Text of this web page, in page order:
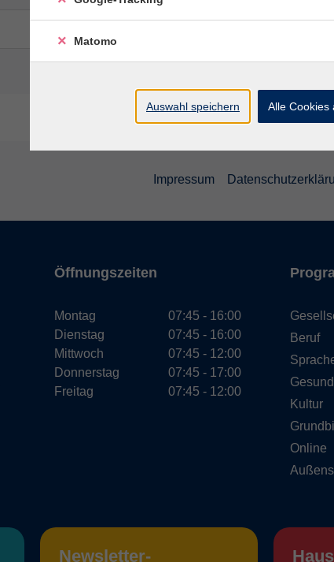
Impressum
Öffnungszeiten
Montag
Dienstag
Mittwoch
Donnerstag
Freitag
07:45 - 16:00
07:45 - 16:00
07:45 - 12:00
07:45 - 17:00
07:45 - 12:00
Beruf
Kultur
Online
Newsletter-
Matomo
Auswahl speichern Alle Cookies